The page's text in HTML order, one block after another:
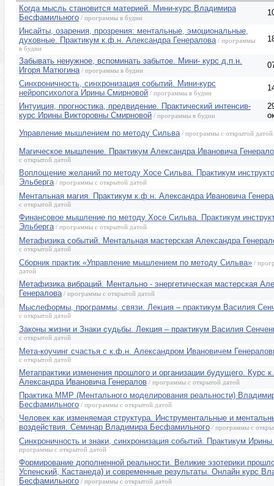
Когда мысль становится материей. Мини-курс Владимира
Бесфамильного / программы в будни
Инсайты, озарения, прозрения: ментальные, эмоциональные,
духовные. Практикум к.ф.н. Александра Генералова / программы
в будни
Забывать ненужное, вспоминать забытое. Мини- курс д.п.н.
Игоря Матюгина / программы в будни
Синхроничность, синхронизация событий. Мини-курс
нейропсихолога Ирины Смирновой / программы в будни
Интуиция, прогностика, предвидение. Практический интенсив-
курс Ирины Викторовны Смирновой / программы в будни
Управление мышлением по методу Сильва / программы с открытой датой
Магическое мышление. Практикум Александра Ивановича
с открытой датой
Воплощение желаний по методу Хосе Сильва. Практикум
Эльберга / программы с открытой датой
Ментальная магия. Практикум к.ф.н. Александра Ивановича
с открытой датой
Финансовое мышление по методу Хосе Сильва. Практикум
Эльберга / программы с открытой датой
Метафизика событий. Ментальная мастерская Александра
с открытой датой
Сборник практик «Управление мышлением по методу Сильва» /
датой
Метафизика вибраций. Ментально - энергетическая мастерская
Генералова / программы с открытой датой
Мыслеформы, программы, связи. Лекция – практикум Василия
с открытой датой
Законы жизни и Знаки судьбы. Лекция – практикум Василия
с открытой датой
Мета-коучинг счастья с к.ф.н. Александром Ивановичем
с открытой датой
Метапрактики изменения прошлого и организации будущего. Курс
Александра Ивановича Генералов / программы с открытой датой
Практика ММР (Ментального моделирования реальности)
Бесфамильного / программы с открытой датой
Человек как изменяемая структура. Инструментальные и
воздействия. Семинар Владимира Бесфамильного / программы с
Синхроничность и знаки, синхронизация событий. Практикум
программы с открытой датой
Формирование дополненной реальности. Великие эзотерики
Успенский, Кастанеда) и современные результаты. Онлайн курс
Бесфамильного / программы с открытой датой